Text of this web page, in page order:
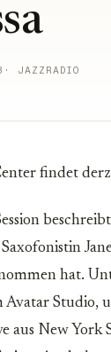
· JAZZRADIO
findet
hat.
Studio,
aus New